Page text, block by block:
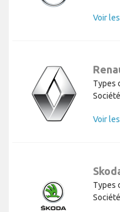
Voir
Types
Voir
Types